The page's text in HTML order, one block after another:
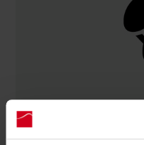
Ochrana hlavy